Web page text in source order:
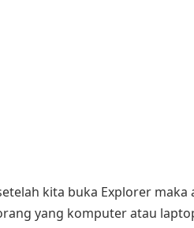
kita buka Explorer
yang komputer atau